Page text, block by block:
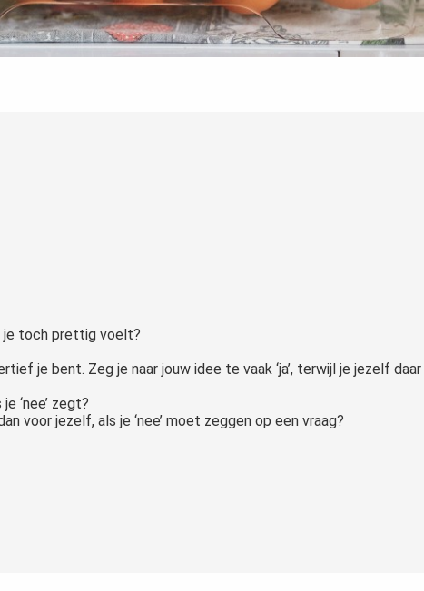
je toch prettig voelt?
je bent. Zeg je naar jouw idee te vaak ‘ja’, terwijl je jezelf daar
‘nee’ zegt?
voor jezelf, als je ‘nee’ moet zeggen op een vraag?